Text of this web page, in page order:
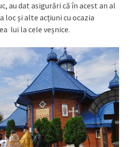
au dat asigurări că în acest an al
loc și alte acțiuni cu ocazia
lui la cele veșnice.